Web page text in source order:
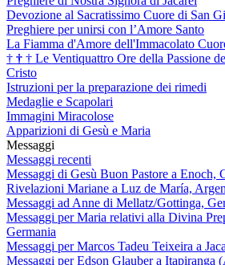
Devozione al Sacratissimo Cuore di San
Preghiere per unirsi con l’Amore Santo
La Fiamma d'Amore dell'Immacolato
† † † Le Ventiquattro Ore della Passione
Cristo
Istruzioni per la preparazione dei rimedi
Medaglie e Scapolari
Immagini Miracolose
Apparizioni di Gesù e Maria
Messaggi
Messaggi recenti
Messaggi di Gesù Buon Pastore a Enoch,
Rivelazioni Mariane a Luz de María,
Messaggi ad Anne di Mellatz/Gottinga,
Messaggi per Maria relativi alla Divina
Germania
Messaggi per Marcos Tadeu Teixeira a
Messaggi per Edson Glauber a Itapiranga